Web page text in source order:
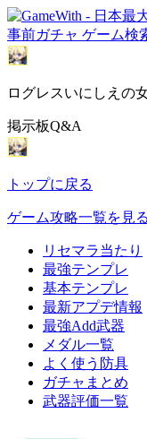
事前ガチャ ゲーム検
ログレスいにしえの
掲示板Q&A
トップに戻る
ゲーム攻略一覧を見る
リセマラ当たり
最強テンプレ
基本テンプレ
最新アプデ情報
最強Add武器
メダル一覧
よく使う防具
ガチャまとめ
武器評価一覧